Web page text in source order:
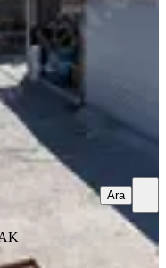
Hasan Yıldırım
Ara